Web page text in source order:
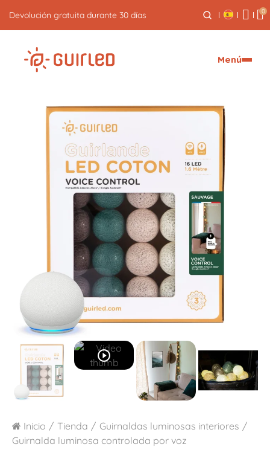
Envío exprés gratuito a partir de 59€ 0
Menú
play_circle_outline
Inicio Tienda
Guirnaldas luminosas interiores
Guirnalda luminosa controlada por voz